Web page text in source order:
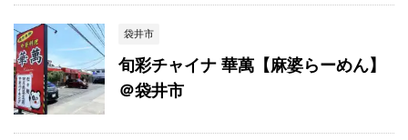
袋井市
旬彩チャイナ 華萬【麻婆らーめん】
＠袋井市